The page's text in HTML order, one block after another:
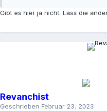
Gibt es hier ja nicht. Lass die
Revanchist
Geschrieben Februar 23, 2023